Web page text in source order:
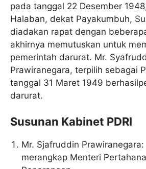
pada tanggal 22 Desember
Halaban, dekat Payakumbuh,
diadakan rapat dengan
akhirnya memutuskan untuk
pemerintah darurat. Mr.
Prawiranegara, terpilih sebagai
tanggal 31 Maret 1949
darurat.
Susunan Kabinet PDRI
Mr. Sjafruddin Prawiranegara:
merangkap Menteri